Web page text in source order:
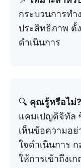
กระบวนการท
ประสิทธิภาพ ตั้
ดำเนินการ
🔍 คุณรู้หรือไม่?
แคมเปญดิจิทัล
เห็นข้อความอ
ใจดำเนินการ
ให้การเข้าถึงเ